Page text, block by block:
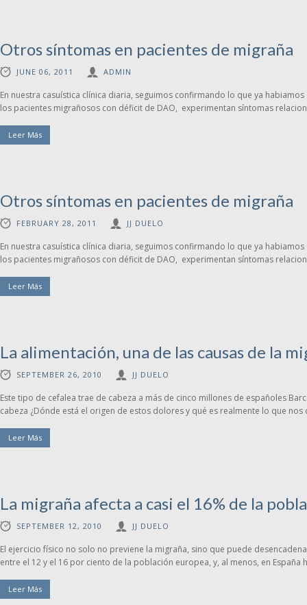
Otros síntomas en pacientes de migraña
JUNE 06, 2011 ADMIN
En nuestra casuística clínica diaria, seguimos confirmando lo que ya
los pacientes migrañosos con déficit de DAO, experimentan síntomas
Leer Más
Otros síntomas en pacientes de migraña
FEBRUARY 28, 2011 JJ DUELO
En nuestra casuística clínica diaria, seguimos confirmando lo que ya
los pacientes migrañosos con déficit de DAO, experimentan síntomas
Leer Más
La alimentación, una de las causas de la
SEPTEMBER 26, 2010 JJ DUELO
Este tipo de cefalea trae de cabeza a más de cinco millones de españoles
cabeza ¿Dónde está el origen de estos dolores y qué es realmente lo que nos
Leer Más
La migraña afecta a casi el 16% de la
SEPTEMBER 12, 2010 JJ DUELO
El ejercicio físico no solo no previene la migraña, sino que puede
entre el 12 y el 16 por ciento de la población europea, y, al menos, en España
Leer Más